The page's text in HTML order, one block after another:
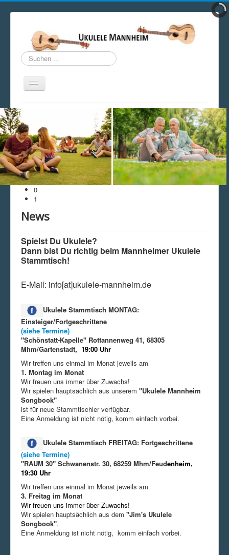
Suchen
...
Navigation
an/aus
Ukulele Play Along
Unterricht
UkeLinks
Ukebuddy
Ukuleleboard
Weitere Ukulele Stammtische
San Jose Ukulele Club
0
1
News
Spielst Du Ukulele?
Dann bist Du richtig beim Mannheimer Ukulele
Stammtisch!
E-Mail: info[at]ukulele-mannheim.de
Ukulele Stammtisch MONTAG:
Einsteiger/Fortgeschrittene
(siehe Termine)
"Schönstatt-Kapelle" Rottannenweg 41, 68305
Mhm/Gartenstadt, 19:00 Uhr
Wir treffen uns einmal im Monat jeweils am
1. Montag im Monat
Wir freuen uns immer über Zuwachs!
Wir spielen hauptsächlich aus unserem "Ukulele Mannheim
Songbook"
ist für neue Stammtischler verfügbar.
Eine Anmeldung ist nicht nötig, komm einfach vorbei.
Ukulele Stammtisch FREITAG: Fortgeschrittene
(siehe Termine)
"RAUM 30" Schwanenstr. 30, 68259 Mhm/Feudenheim,
19:30 Uhr
Wir treffen uns einmal im Monat jeweils am
3. Freitag im Monat
Wir freuen uns immer über Zuwachs!
Wir spielen hauptsächlich aus dem "Jim's Ukulele
Songbook".
Eine Anmeldung ist nicht nötig, komm einfach vorbei.